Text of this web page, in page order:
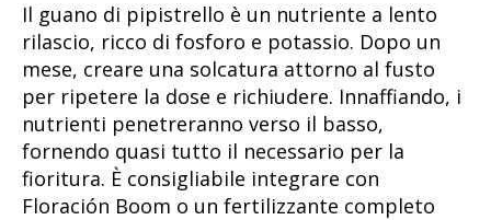
Il guano di pipistrello è un nutriente a lento
rilascio, ricco di fosforo e potassio. Dopo un
mese, creare una solcatura attorno al fusto
per ripetere la dose e richiudere. Innaffiando, i
nutrienti penetreranno verso il basso,
fornendo quasi tutto il necessario per la
fioritura. È consigliabile integrare con
Floración Boom o un fertilizzante completo